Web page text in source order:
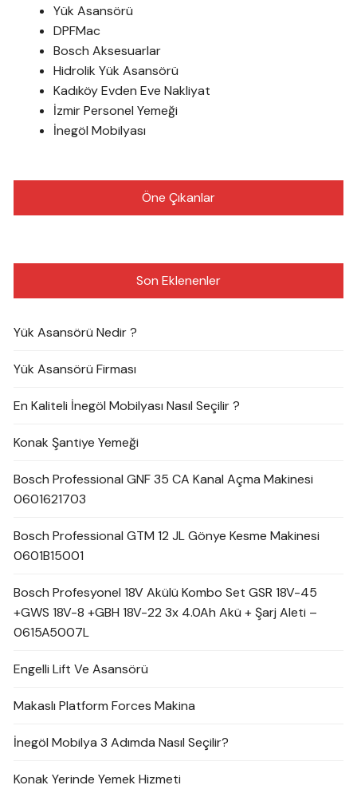
Yük Asansörü
DPFMac
Bosch Aksesuarlar
Hidrolik Yük Asansörü
Kadıköy Evden Eve Nakliyat
İzmir Personel Yemeği
İnegöl Mobilyası
Öne Çıkanlar
Son Eklenenler
Yük Asansörü Nedir ?
Yük Asansörü Firması
En Kaliteli İnegöl Mobilyası Nasıl Seçilir ?
Konak Şantiye Yemeği
Bosch Professional GNF 35 CA Kanal Açma Makinesi
0601621703
Bosch Professional GTM 12 JL Gönye Kesme Makinesi
0601B15001
Bosch Profesyonel 18V Akülü Kombo Set GSR 18V-45
+GWS 18V-8 +GBH 18V-22 3x 4.0Ah Akü + Şarj Aleti –
0615A5007L
Engelli Lift Ve Asansörü
Makaslı Platform Forces Makina
İnegöl Mobilya 3 Adımda Nasıl Seçilir?
Konak Yerinde Yemek Hizmeti